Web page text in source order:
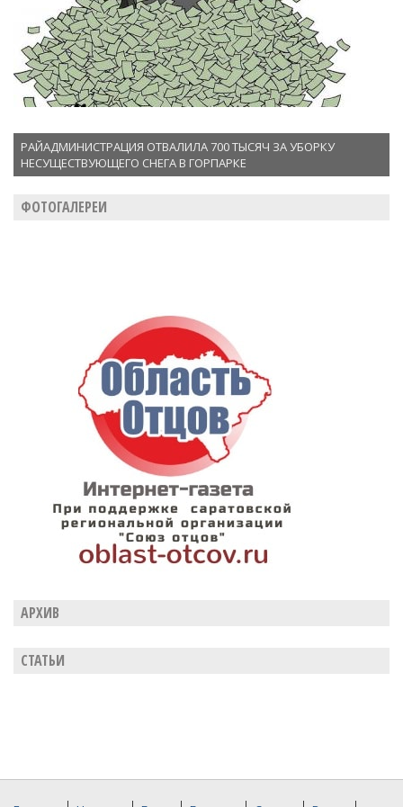
РАЙАДМИНИСТРАЦИЯ ОТВАЛИЛА 700 ТЫСЯЧ ЗА УБОРКУ
НЕСУЩЕСТВУЮЩЕГО СНЕГА В ГОРПАРКЕ
ФОТОГАЛЕРЕИ
АРХИВ
СТАТЬИ